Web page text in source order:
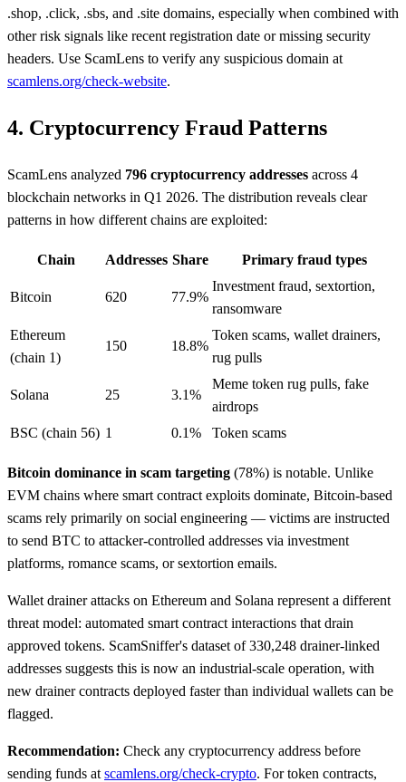
.shop, .click, .sbs, and .site domains, especially when combined with
other risk signals like recent registration date or missing security
headers. Use ScamLens to verify any suspicious domain at
scamlens.org/check-website.
4. Cryptocurrency Fraud Patterns
ScamLens analyzed 796 cryptocurrency addresses across 4
blockchain networks in Q1 2026. The distribution reveals clear
patterns in how different chains are exploited:
Chain Addresses Share Primary fraud types
Bitcoin 620 77.9%
Investment fraud, sextortion,
ransomware
Ethereum
(chain 1)
150 18.8%
Token scams, wallet drainers,
rug pulls
Solana 25 3.1%
Meme token rug pulls, fake
airdrops
BSC (chain 56) 1 0.1% Token scams
Bitcoin dominance in scam targeting (78%) is notable. Unlike
EVM chains where smart contract exploits dominate, Bitcoin-based
scams rely primarily on social engineering — victims are instructed
to send BTC to attacker-controlled addresses via investment
platforms, romance scams, or sextortion emails.
Wallet drainer attacks on Ethereum and Solana represent a different
threat model: automated smart contract interactions that drain
approved tokens. ScamSniffer's dataset of 330,248 drainer-linked
addresses suggests this is now an industrial-scale operation, with
new drainer contracts deployed faster than individual wallets can be
flagged.
Recommendation: Check any cryptocurrency address before
sending funds at scamlens.org/check-crypto. For token contracts,